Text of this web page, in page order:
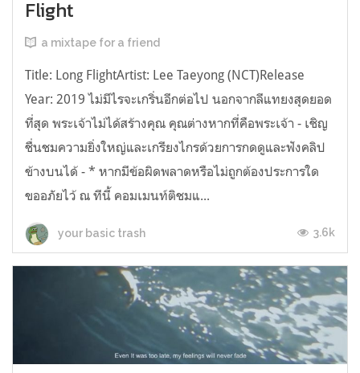
Flight
a mixtape for a friend
Title: Long FlightArtist: Lee Taeyong (NCT)Release
Year: 2019 ไม่มีไรจะเกริ่นอีกต่อไป นอกจากลีแทยงสุดยอด
ที่สุด พระเจ้าไม่ได้สร้างคุณ คุณต่างหากที่คือพระเจ้า - เชิญ
ชื่นชมความยิ่งใหญ่และเกรียงไกรด้วยการกดดูและฟังคลิป
ข้างบนได้ - * หากมีข้อผิดพลาดหรือไม่ถูกต้องประการใด
ขออภัยไว้ ณ ทีนี้ คอมเมนท์ติชมแ...
your basic trash 3.6k